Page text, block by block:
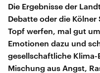
Die Ergebnisse der
Debatte oder die
Topf werfen, mal gut
Emotionen dazu und
gesellschaftliche
Mischung aus Angst,